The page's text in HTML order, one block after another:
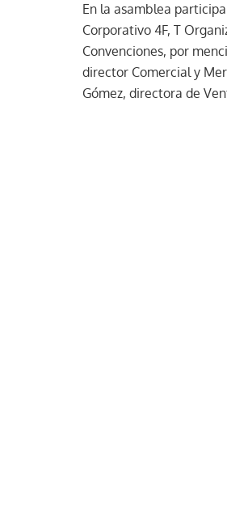
En la asamblea
Corporativo 4F, T
Convenciones, por
director Comercial y
Gómez, directora de